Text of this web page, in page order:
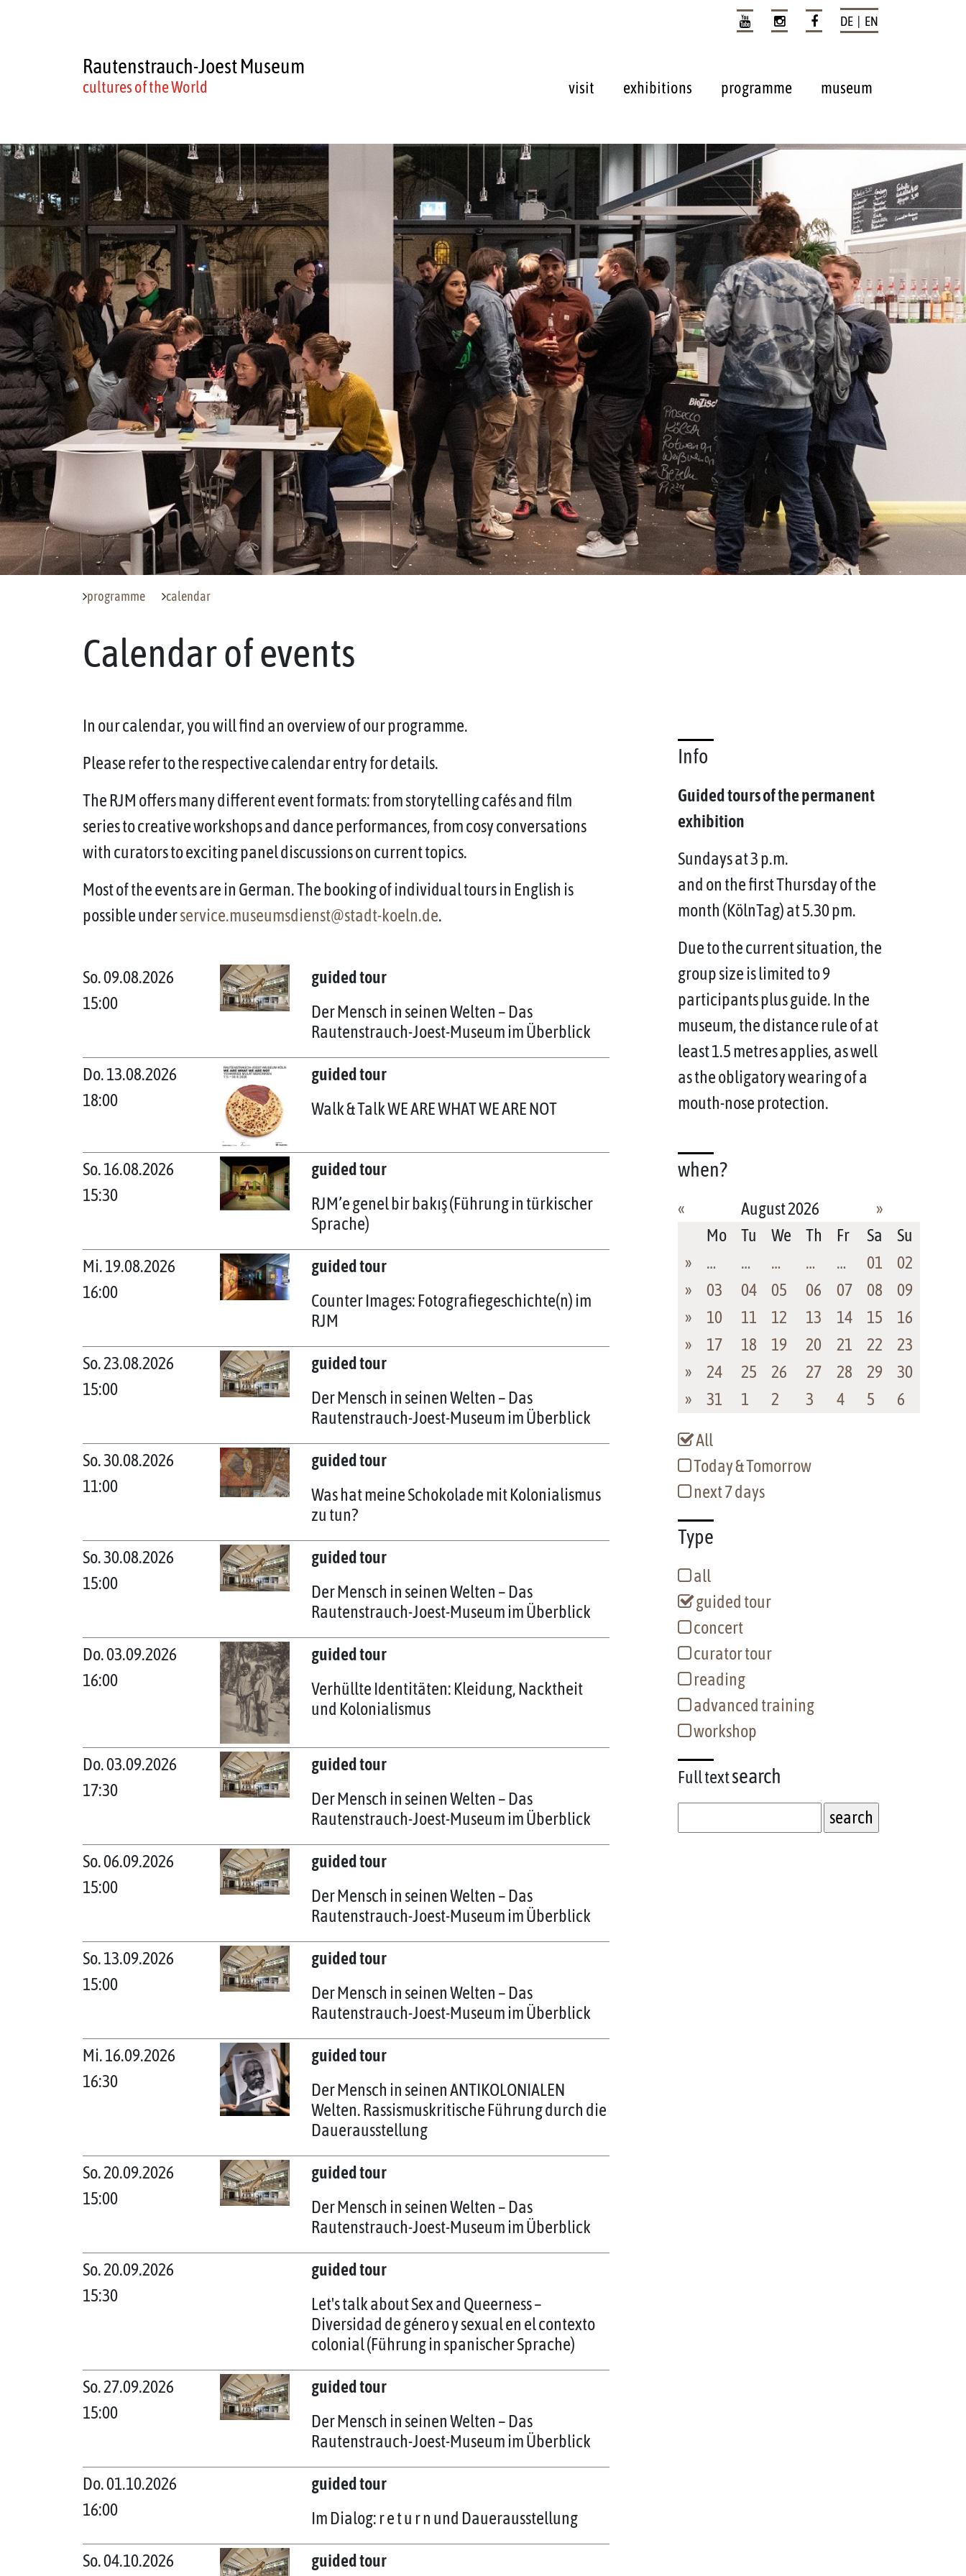
DE | EN
Rautenstrauch-Joest Museum
cultures of the World visit exhibitions programme museum
programme calendar
Calendar of events
In our calendar, you will find an overview of our programme.
Please refer to the respective calendar entry for details.
The RJM offers many different event formats: from storytelling cafés and film
series to creative workshops and dance performances, from cosy conversations
with curators to exciting panel discussions on current topics.
Most of the events are in German. The booking of individual tours in English is
possible underservice.museumsdienst@stadt-koeln.de.
So. 09.08.2026
15:00
guided tour
Der Mensch in seinen Welten – Das
Rautenstrauch-Joest-Museum im Überblick
Do. 13.08.2026
18:00
guided tour
Walk & Talk WE ARE WHAT WE ARE NOT
So. 16.08.2026
15:30
guided tour
RJM’e genel bir bakış (Führung in türkischer
Sprache)
Mi. 19.08.2026
16:00
guided tour
Counter Images: Fotografiegeschichte(n) im
RJM
So. 23.08.2026
15:00
guided tour
Der Mensch in seinen Welten – Das
Rautenstrauch-Joest-Museum im Überblick
So. 30.08.2026
11:00
guided tour
Was hat meine Schokolade mit Kolonialismus
zu tun?
So. 30.08.2026
15:00
guided tour
Der Mensch in seinen Welten – Das
Rautenstrauch-Joest-Museum im Überblick
Do. 03.09.2026
16:00
guided tour
Verhüllte Identitäten: Kleidung, Nacktheit
und Kolonialismus
Do. 03.09.2026
17:30
guided tour
Der Mensch in seinen Welten – Das
Rautenstrauch-Joest-Museum im Überblick
So. 06.09.2026
15:00
guided tour
Der Mensch in seinen Welten – Das
Rautenstrauch-Joest-Museum im Überblick
So. 13.09.2026
15:00
guided tour
Der Mensch in seinen Welten – Das
Rautenstrauch-Joest-Museum im Überblick
Mi. 16.09.2026
16:30
guided tour
Der Mensch in seinen ANTIKOLONIALEN
Welten. Rassismuskritische Führung durch die
Dauerausstellung
So. 20.09.2026
15:00
guided tour
Der Mensch in seinen Welten – Das
Rautenstrauch-Joest-Museum im Überblick
So. 20.09.2026
15:30
guided tour
Let's talk about Sex and Queerness –
Diversidad de género y sexual en el contexto
colonial (Führung in spanischer Sprache)
So. 27.09.2026
15:00
guided tour
Der Mensch in seinen Welten – Das
Rautenstrauch-Joest-Museum im Überblick
Do. 01.10.2026
16:00
guided tour
Im Dialog: r e t u r n und Dauerausstellung
So. 04.10.2026 guided tour
Info
Guided tours of the permanent
exhibition
Sundays at 3 p.m.
and on the first Thursday of the
month (KölnTag) at 5.30 pm.
Due to the current situation, the
group size is limited to 9
participants plus guide. In the
museum, the distance rule of at
least 1.5 metres applies, as well
as the obligatory wearing of a
mouth-nose protection.
when?
»
«
August 2026
Mo
Tu We Th Fr Sa
Su
»
… … … … … 01
02
»
03 04 05 06 07 08
09
»
10 11 12 13 14 15
16
»
17 18 19 20 21 22
23
»
24 25 26 27 28 29
30
»
31 1 2 3 4 5 6
All
Today & Tomorrow
next 7 days
Type
all
guided tour
concert
curator tour
reading
advanced training
workshop
Full textsearch